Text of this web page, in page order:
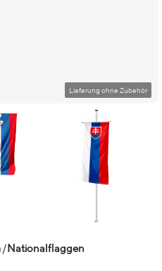
Nationalflaggen